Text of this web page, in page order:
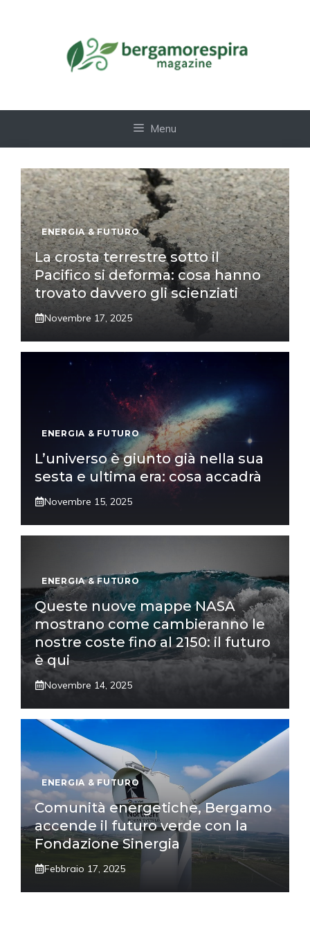
Menu
ENERGIA & FUTURO
La crosta terrestre sotto il
Pacifico si deforma: cosa hanno
trovato davvero gli scienziati
Novembre 17, 2025
ENERGIA & FUTURO
L’universo è giunto già nella sua
sesta e ultima era: cosa accadrà
Novembre 15, 2025
ENERGIA & FUTURO
Queste nuove mappe NASA
mostrano come cambieranno le
nostre coste fino al 2150: il futuro
è qui
Novembre 14, 2025
ENERGIA & FUTURO
Comunità energetiche, Bergamo
accende il futuro verde con la
Fondazione Sinergia
Febbraio 17, 2025